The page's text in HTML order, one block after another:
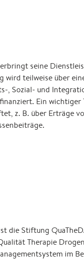
seine
wird teilweise über
, Sozial- und
Ein
z. B. über Erträge
die Stiftung
Therapie
im